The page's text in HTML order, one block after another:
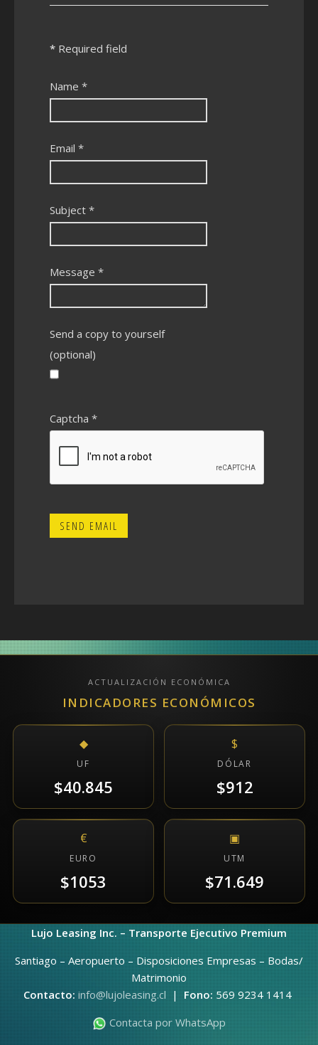
* Required field
Name *
Email *
Subject *
Message *
Send a copy to yourself
(optional)
Captcha *
SEND EMAIL
ACTUALIZACIÓN ECONÓMICA
INDICADORES ECONÓMICOS
◆
UF
$40.845
$
DÓLAR
$912
€
EURO
$1053
▣
UTM
$71.649
Lujo Leasing Inc. – Transporte Ejecutivo Premium
Santiago – Aeropuerto – Disposiciones Empresas – Bodas/
Matrimonio
Contacto: info@lujoleasing.cl|Fono:569 9234 1414
Contacta por WhatsApp